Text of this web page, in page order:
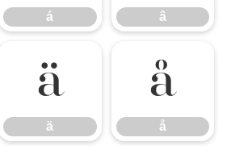
á â
ä
ä
å
å